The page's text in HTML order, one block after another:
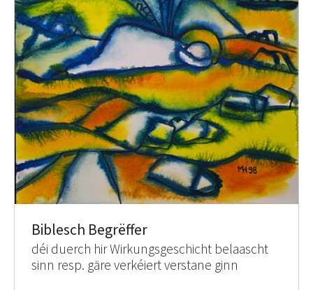
Biblesch Begrëffer
déi duerch hir Wirkungsgeschicht belaascht
sinn resp. gäre verkéiert verstane ginn